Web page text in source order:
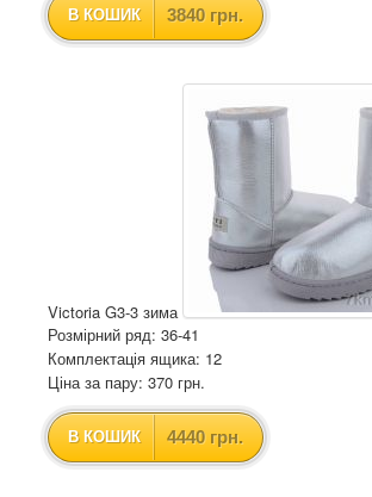
В КОШИК 3840 грн.
Victoria G3-3 зима
Розмірний ряд: 36-41
Комплектація ящика: 12
Ціна за пару: 370 грн.
В КОШИК 4440 грн.